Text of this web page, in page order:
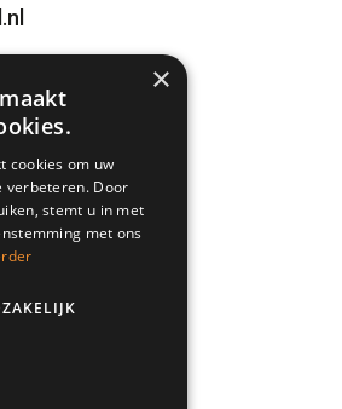
NL
×
cookies om uw
verbeteren. Door
stemt u in met
met ons